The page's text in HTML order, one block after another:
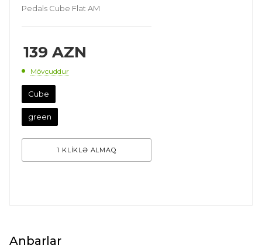
Pedals Cube Flat AM
139 AZN
Mövcuddur
Cube
green
1 KLİKLƏ ALMAQ
Anbarlar